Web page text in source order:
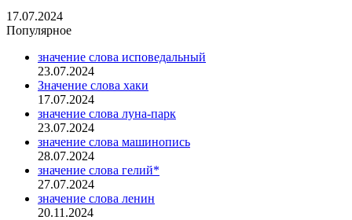
17.07.2024
Популярное
значение слова исповедальный
23.07.2024
Значение слова хаки
17.07.2024
значение слова луна-парк
23.07.2024
значение слова машинопись
28.07.2024
значение слова гелий*
27.07.2024
значение слова ленин
20.11.2024